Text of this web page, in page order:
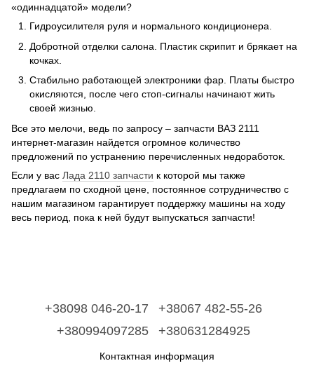
«одиннадцатой» модели?
Гидроусилителя руля и нормального кондиционера.
Добротной отделки салона. Пластик скрипит и брякает на
кочках.
Стабильно работающей электроники фар. Платы быстро
окисляются, после чего стоп-сигналы начинают жить
своей жизнью.
Все это мелочи, ведь по запросу – запчасти ВАЗ 2111
интернет-магазин найдется огромное количество
предложений по устранению перечисленных недоработок.
Если у вас Лада 2110 запчасти к которой мы также
предлагаем по сходной цене, постоянное сотрудничество с
нашим магазином гарантирует поддержку машины на ходу
весь период, пока к ней будут выпускаться запчасти!
+38098 046-20-17
+38067 482-55-26
+380994097285
+380631284925
Контактная информация